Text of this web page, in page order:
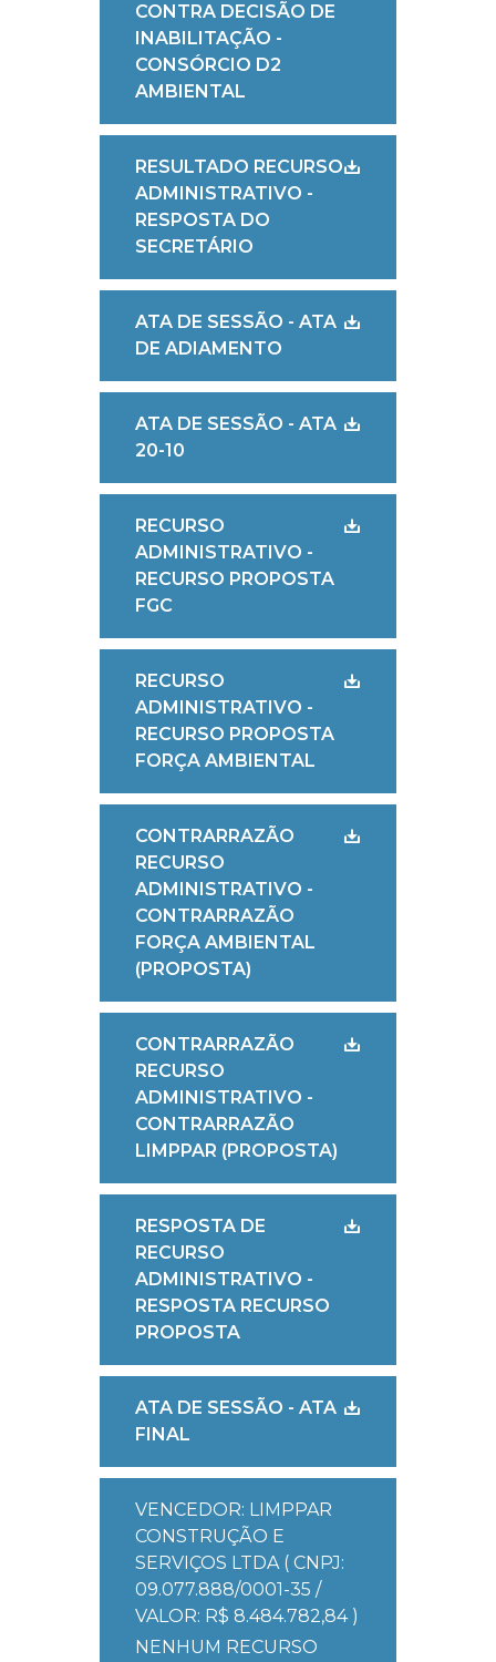
CONTRA DECISÃO DE
INABILITAÇÃO -
CONSÓRCIO D2
AMBIENTAL
RESULTADO RECURSO
ADMINISTRATIVO -
RESPOSTA DO
SECRETÁRIO
ATA DE SESSÃO - ATA
DE ADIAMENTO
ATA DE SESSÃO - ATA
20-10
RECURSO
ADMINISTRATIVO -
RECURSO PROPOSTA
FGC
RECURSO
ADMINISTRATIVO -
RECURSO PROPOSTA
FORÇA AMBIENTAL
CONTRARRAZÃO
RECURSO
ADMINISTRATIVO -
CONTRARRAZÃO
FORÇA AMBIENTAL
(PROPOSTA)
CONTRARRAZÃO
RECURSO
ADMINISTRATIVO -
CONTRARRAZÃO
LIMPPAR (PROPOSTA)
RESPOSTA DE
RECURSO
ADMINISTRATIVO -
RESPOSTA RECURSO
PROPOSTA
ATA DE SESSÃO - ATA
FINAL
VENCEDOR: LIMPPAR
CONSTRUÇÃO E
SERVIÇOS LTDA ( CNPJ:
09.077.888/0001-35 /
VALOR: R$ 8.484.782,84 )
NENHUM RECURSO